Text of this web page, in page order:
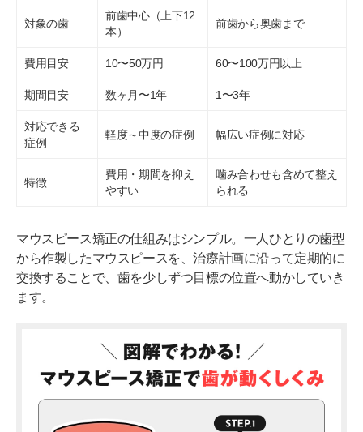
1日20時間以上の装着が必要になる
前歯だけのマウスピース矯正に関するよくある質問
前歯だけの矯正で失敗しないためにはどうすればいい？
前歯1本だけの矯正はできる？
子どもでも前歯だけの矯正はできる？
前歯だけの矯正が自分に合うか、確かめてみよう
対象の歯
前歯中心（上下12
本）
前歯から奥歯まで
費用目安 10〜50万円 60〜100万円以上
期間目安 数ヶ月〜1年 1〜3年
対応できる
症例
軽度～中度の症例 幅広い症例に対応
特徴
費用・期間を抑え
やすい
噛み合わせも含めて整え
られる
マウスピース矯正の仕組みはシンプル。一人ひとりの歯型
から作製したマウスピースを、治療計画に沿って定期的に
交換することで、歯を少しずつ目標の位置へ動かしていき
ます。